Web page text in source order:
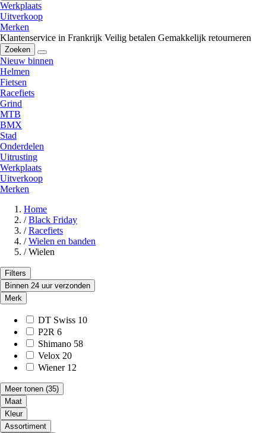
Werkplaats
Uitverkoop
Merken
Klantenservice in Frankrijk Veilig betalen Gemakkelijk retourneren
Zoeken
Nieuw binnen
Helmen
Fietsen
Racefiets
Grind
MTB
BMX
Stad
Onderdelen
Uitrusting
Werkplaats
Uitverkoop
Merken
Home
/ Black Friday
/ Racefiets
/ Wielen en banden
/ Wielen
Filters
Binnen 24 uur verzonden
Merk
DT Swiss 10
P2R 6
Shimano 58
Velox 20
Wiener 12
Meer tonen (35)
Maat
Kleur
Assortiment